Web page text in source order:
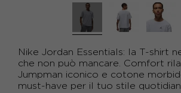
Nike Jordan Essentials: la T-shirt
che non può mancare. Comfort
Jumpman iconico e cotone
must-have per il tuo stile